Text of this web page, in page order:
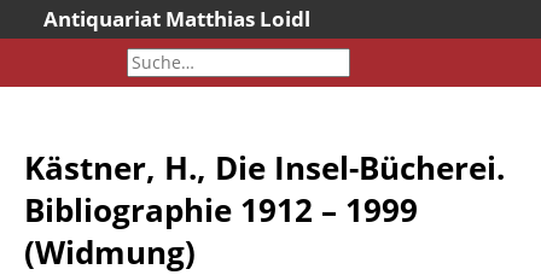
Antiquariat Matthias Loidl
Aktuelles
Neueingänge
Gesamtbestand
Sonderangebote
Kästner, H., Die Insel-Bücherei.
Bibliographie 1912 – 1999
(Widmung)